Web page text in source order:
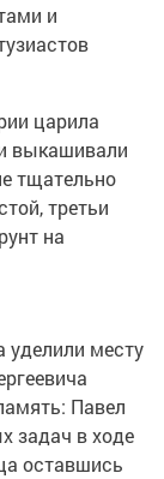
и
царила
выкашивали
тщательно
третьи
на
уделили месту
Павел
задач в ходе
оставшись